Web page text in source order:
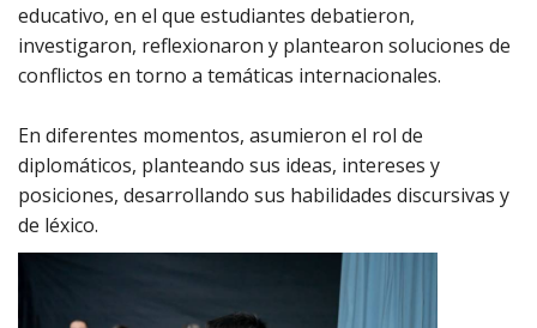
educativo, en el que estudiantes debatieron,
investigaron, reflexionaron y plantearon soluciones de
conflictos en torno a temáticas internacionales.
En diferentes momentos, asumieron el rol de
diplomáticos, planteando sus ideas, intereses y
posiciones, desarrollando sus habilidades discursivas y
de léxico.